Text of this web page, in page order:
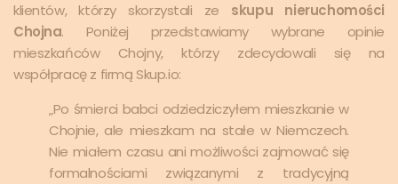
klientów, którzy skorzystali ze skupu nieruchomości
Chojna. Poniżej przedstawiamy wybrane opinie
mieszkańców Chojny, którzy zdecydowali się na
współpracę z firmą Skup.io:
„Po śmierci babci odziedziczyłem mieszkanie w
Chojnie, ale mieszkam na stałe w Niemczech.
Nie miałem czasu ani możliwości zajmować się
formalności­ami związanymi z tradycyjną